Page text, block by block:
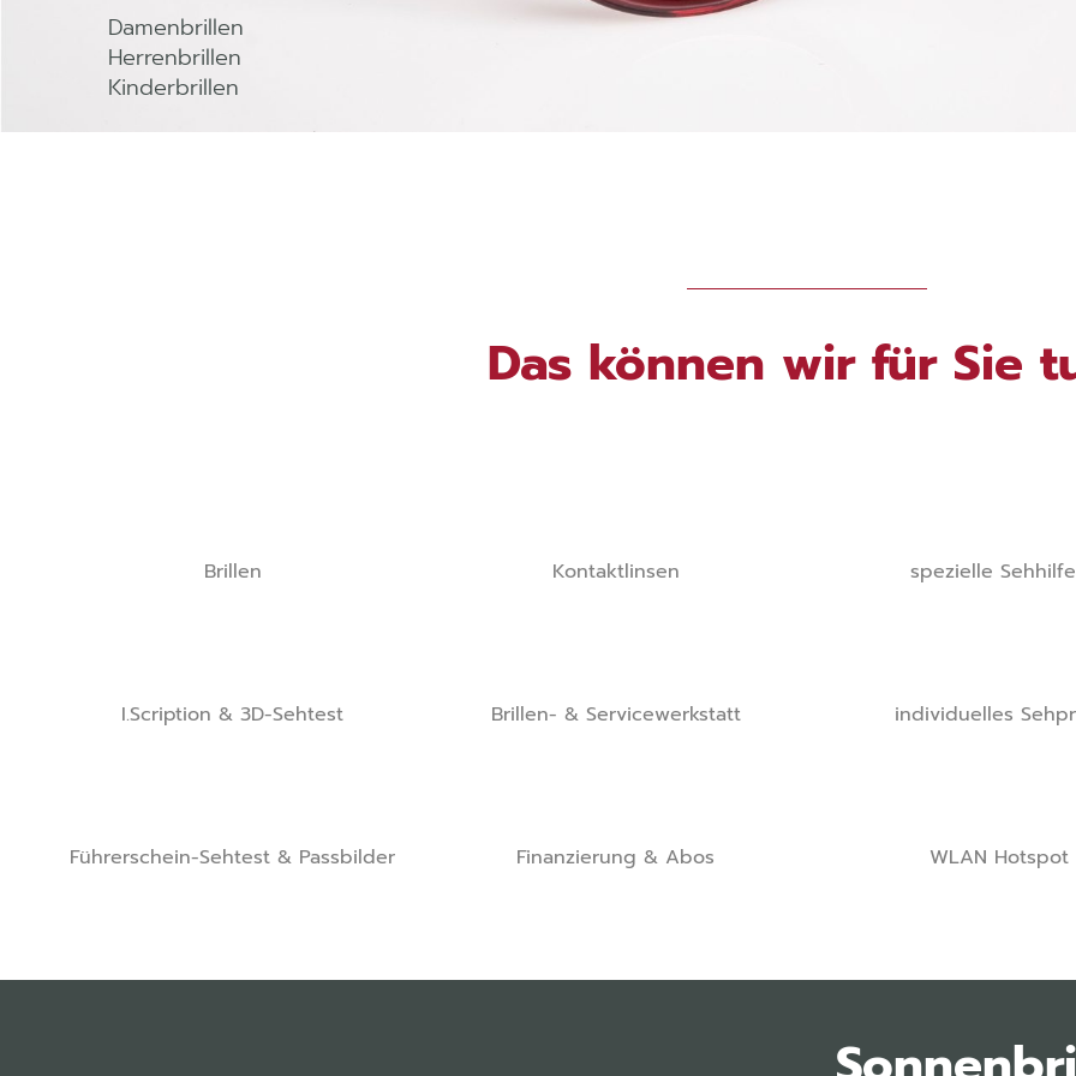
Damenbrillen
Herrenbrillen
Kinderbrillen
Das können wir für Sie
Brillen Kontaktlinsen spezielle
I.Scription & 3D-Sehtest Brillen- & Servicewerkstatt individuelles
Führerschein-Sehtest & Passbilder Finanzierung & Abos WLAN Hotspot